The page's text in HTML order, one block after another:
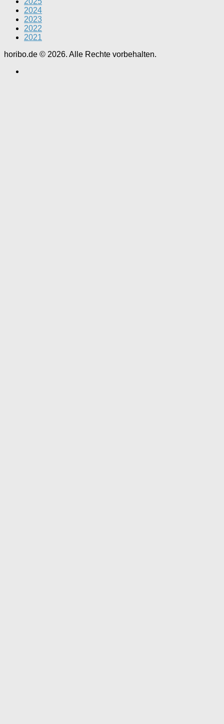
2024
2023
2022
2021
horibo.de © 2026. Alle Rechte vorbehalten.